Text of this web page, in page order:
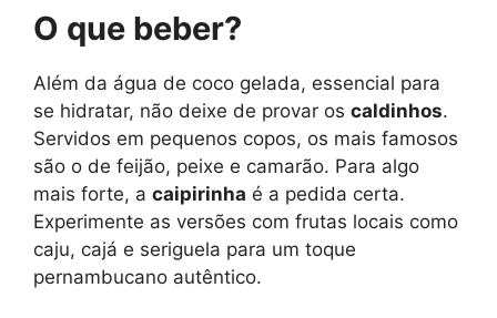
O que beber?
Além da água de coco gelada, essencial para
se hidratar, não deixe de provar os caldinhos.
Servidos em pequenos copos, os mais famosos
são o de feijão, peixe e camarão. Para algo
mais forte, a caipirinha é a pedida certa.
Experimente as versões com frutas locais como
caju, cajá e seriguela para um toque
pernambucano autêntico.